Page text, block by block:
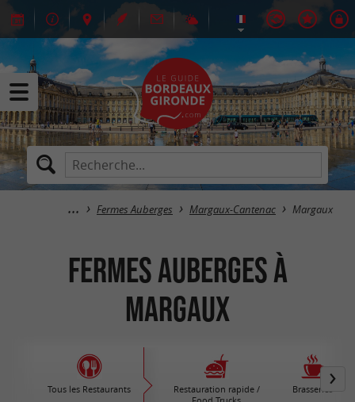
Fermes Auberges Margaux-Cantenac Margaux
Fermes Auberges à
Margaux
Tous les Restaurants
Restauration rapide /
Brasseries